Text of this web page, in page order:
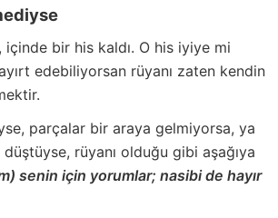
içinde bir his kaldı. O his iyiye mi
edebiliyorsan rüyanı zaten kendin
parçalar bir araya gelmiyorsa, ya
rüyanı olduğu gibi aşağıya
senin için yorumlar; nasibi de hayır